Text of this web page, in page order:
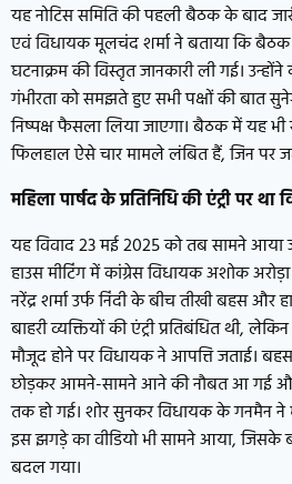
यह नोटिस समिति की पहली बैठक के बाद
एवं विधायक मूलचंद शर्मा ने बताया कि
घटनाक्रम की विस्तृत जानकारी ली गई।
गंभीरता को समझते हुए सभी पक्षों की बात
निष्पक्ष फैसला लिया जाएगा। बैठक में यह
फिलहाल ऐसे चार मामले लंबित हैं, जिन पर
महिला पार्षद के प्रतिनिधि की एंट्री पर था
यह विवाद 23 मई 2025 को तब सामने आया
हाउस मीटिंग में कांग्रेस विधायक अशोक अरोड़ा
नरेंद्र शर्मा उर्फ निंदी के बीच तीखी बहस और
बाहरी व्यक्तियों की एंट्री प्रतिबंधित थी, लेकिन
मौजूद होने पर विधायक ने आपत्ति जताई। बहस
छोड़कर आमने-सामने आने की नौबत आ गई
तक हो गई। शोर सुनकर विधायक के गनमैन ने
इस झगड़े का वीडियो भी सामने आया, जिसके
बदल गया।